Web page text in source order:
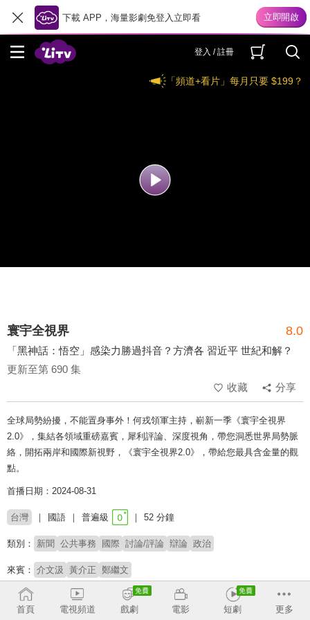
下載 APP，海量影劇免登入立即看
登入 / 註冊
「頻道+看片」每月只要 $199？
寰宇全視界 8.0
「黑神話：悟空」感染力勝過抖音？方濟各 習近平 世紀和解？
更新至第 690 集
收藏
分享
全球局勢紛擾，不能置身事外！何戎領軍主持，嶄新一季《寰宇全視界
2.0》，集結各領域重磅嘉賓，犀利評論、深度視角，帶您洞悉世界局勢脈
絡，開拓兩岸和國際新視野，《寰宇全視界2.0》，帶給您最具含金量的觀
點。
首播日期：2024-08-31
台灣 國語 普遍級 52 分鐘
類別： 新聞 公共事務 國際 討論/評論 辯論 政治
來賓： 介文汲 黃介正 鄭繼文
主持：
首頁
電視頻道 戲劇 電影 短劇 更多